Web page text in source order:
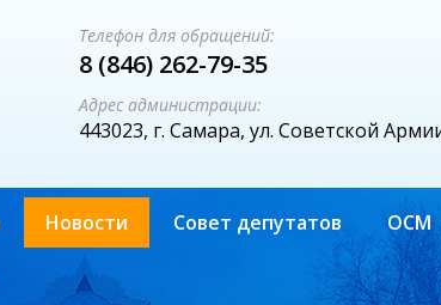
Телефон для обращений:
8 (846) 262-79-35
Адрес администрации:
443023, г. Самара, ул. Советской
Новости Совет депутатов ОСМ